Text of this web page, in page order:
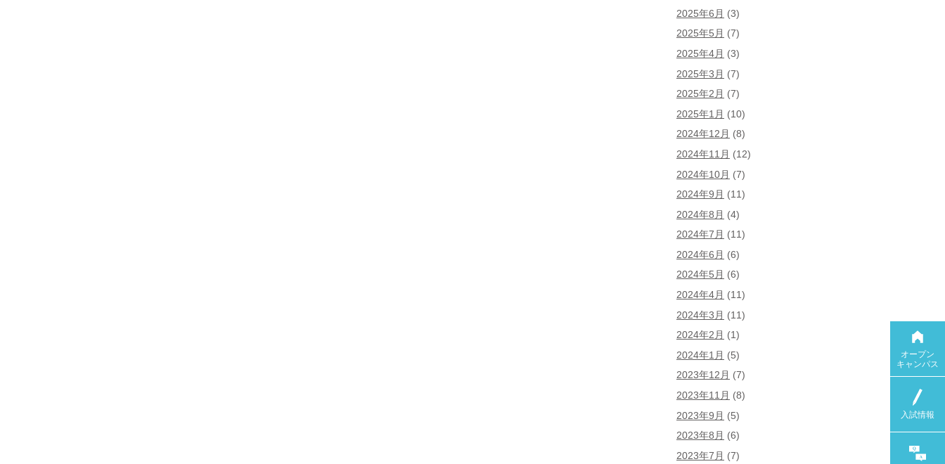
2025年6月 (3)
2025年5月 (7)
2025年4月 (3)
2025年3月 (7)
2025年2月 (7)
2025年1月 (10)
2024年12月 (8)
2024年11月 (12)
2024年10月 (7)
2024年9月 (11)
2024年8月 (4)
2024年7月 (11)
2024年6月 (6)
2024年5月 (6)
2024年4月 (11)
2024年3月 (11)
2024年2月 (1)
2024年1月 (5)
2023年12月 (7)
2023年11月 (8)
2023年9月 (5)
2023年8月 (6)
2023年7月 (7)
オープン
キャンパス
入試情報